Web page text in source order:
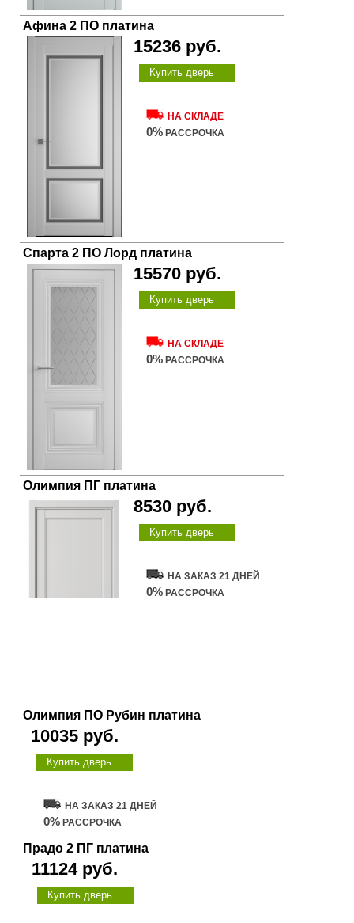
Афина 2 ПО платина
15236 руб.
Купить дверь
НА СКЛАДЕ
0% РАССРОЧКА
Спарта 2 ПО Лорд платина
15570 руб.
Купить дверь
НА СКЛАДЕ
0% РАССРОЧКА
Олимпия ПГ платина
8530 руб.
Купить дверь
НА ЗАКАЗ 21 ДНЕЙ
0% РАССРОЧКА
Олимпия ПО Рубин платина
10035 руб.
Купить дверь
НА ЗАКАЗ 21 ДНЕЙ
0% РАССРОЧКА
Прадо 2 ПГ платина
11124 руб.
Купить дверь